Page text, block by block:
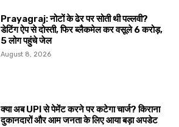
Prayagraj: नोटों के ढेर पर सोती थी पल्लवी?
डेटिंग ऐप से दोस्ती, फिर ब्लैकमेल कर वसूले ₹6 करोड़,
5 लोग पहुंचे जेल
August 8, 2026
क्या अब UPI से पेमेंट करने पर कटेगा चार्ज? किराना
दुकानदारों और आम जनता के लिए आया बड़ा अपडेट